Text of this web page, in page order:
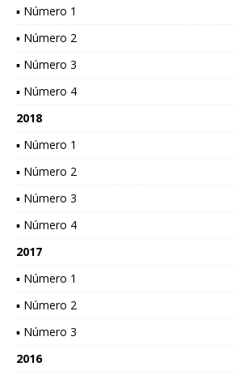
▪ Número 1
▪ Número 2
▪ Número 3
▪ Número 4
2018
▪ Número 1
▪ Número 2
▪ Número 3
▪ Número 4
2017
▪ Número 1
▪ Número 2
▪ Número 3
2016